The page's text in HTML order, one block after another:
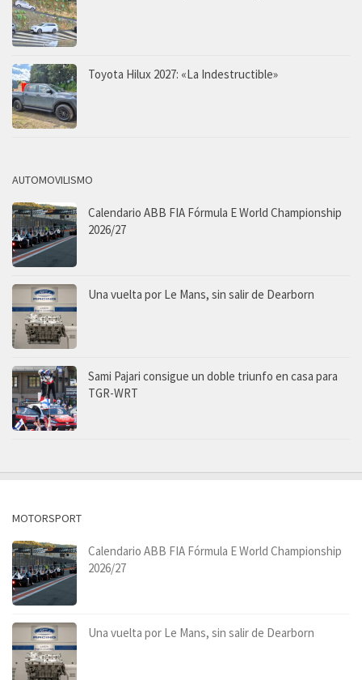
Toyota Hilux 2027: «La Indestructible»
AUTOMOVILISMO
Calendario ABB FIA Fórmula E World Championship
2026/27
Una vuelta por Le Mans, sin salir de Dearborn
Sami Pajari consigue un doble triunfo en casa para
TGR-WRT
MOTORSPORT
Calendario ABB FIA Fórmula E World Championship
2026/27
Una vuelta por Le Mans, sin salir de Dearborn